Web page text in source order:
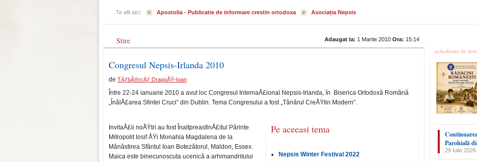
Te afli aici: Apostolia - Publicatie de informare crestin ortodoxa Asociația Nepsis
Stire Adaugat la: 1 Martie 2010 Ora: 15:14
Congresul Nepsis-Irlanda 2010
de TÄƒbÃ®rcÄƒ DragoÅŸ-Ioan
Între 22-24 ianuarie 2010 a avut loc Congresul InternaÅ£ional Nepsis-Irlanda, în Biserica Ortodoxă Română
„ÎnălÅ£area Sfintei Cruci” din Dublin. Tema Congresului a fost „Tânărul CreÅŸtin Modern”.
Pe aceeasi tema
Nepsis Winter Festival 2022
InvitaÅ£ii noÅŸtri au fost ÎnaltpreasfinÅ£itul Părinte
Mitropolit Iosif ÅŸi Monahia Magdalena de la
Mănăstirea Sfântul Ioan Botezătorul, Maldon, Essex.
Maica este binecunoscuta ucenică a arhimandritului
actualizate de
Parohială
29 Iulie 2026